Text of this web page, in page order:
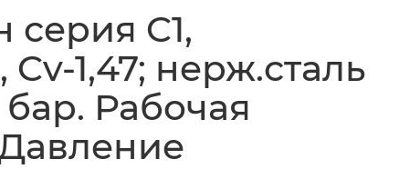
серия C1,
1,47; нерж.сталь
Рабочая
Давление